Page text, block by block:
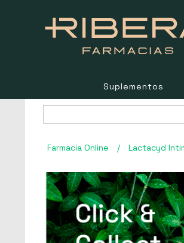
Suplementos
Farmacia Online / Lactacyd